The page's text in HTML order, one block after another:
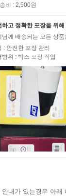
비 : 2,500원
하고 정확한 포장을 위
님께 배송되는 모든 상
: 안전한 포장 관리
범위 : 박스 포장 작업
내가 있는경우 아